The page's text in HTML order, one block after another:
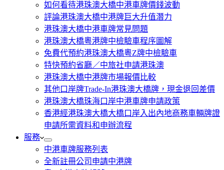
如何看待港珠澳大橋中港車牌價錢波動
評論港珠澳大橋中港牌巨大升值潛力
港珠澳大橋中港車牌常見問題
港珠澳大橋粵港牌中檢驗車程序圖解
免費代預約港珠澳大橋粵Z牌中檢驗車
特快預約省廳／中旅社申請港珠澳
港珠澳大橋中港牌市場報價比較
其他口岸牌Trade-In港珠澳大橋牌，現金退回差價
港珠澳大橋珠海口岸中港車牌申請政策
香港經港珠澳大橋大橋口岸入出內地商務車輛牌證
申請所需資料和申辦流程
服務
中港車牌服務列表
全新註冊公司申請中港牌